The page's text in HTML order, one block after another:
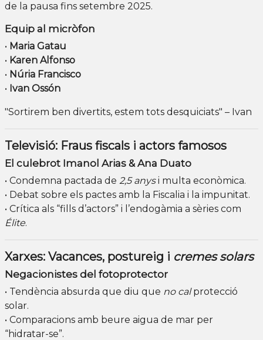
de la pausa fins setembre 2025.
Equip al micròfon
• Maria Gatau
• Karen Alfonso
• Núria Francisco
• Ivan Ossón
"Sortirem ben divertits, estem tots desquiciats" – Ivan
Televisió: Fraus fiscals i actors famosos
El culebrot Im​anol Arias & Ana Duato
• Condemna pactada de 2,5 anysi multa econòmica.
• Debat sobre els pactes amb la Fiscalia i la impunitat.
• Crítica als “fills d’actors” i l’endogàmia a sèries com
Élite.
Xarxes: Vacances, postureig i cremes solars
Negacionistes del fotoprotector
• Tendència absurda que diu que no calprotecció
solar.
• Comparacions amb beure aigua de mar per
“hidratar-se”.